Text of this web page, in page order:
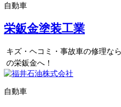
自動車
栄鈑金塗装工業
キズ・ヘコミ・事故車の修理な
の栄鈑金へ！
自動車